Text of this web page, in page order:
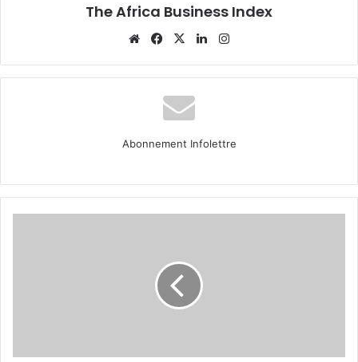
The Africa Business Index
WebsiteFacebook
X Linkedin
Abonnement Infolettre
de